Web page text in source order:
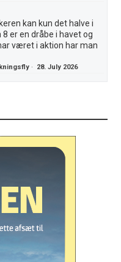
kan kun det halve i
er en dråbe i havet og
været i aktion har man
· 28. July 2026